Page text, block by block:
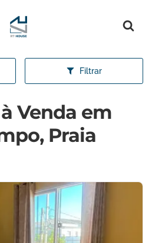
Página inicial
Filtrar
Venda em
Praia